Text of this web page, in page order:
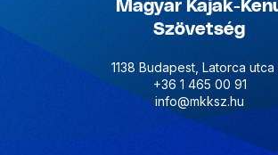
Magyar Kajak-
Szövetség
1138 Budapest, Latorca utca
+36 1 465 00 91
info@mkksz.hu